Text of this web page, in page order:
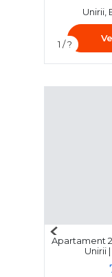
1 / ?
Unirii,
Apartament
Unirii